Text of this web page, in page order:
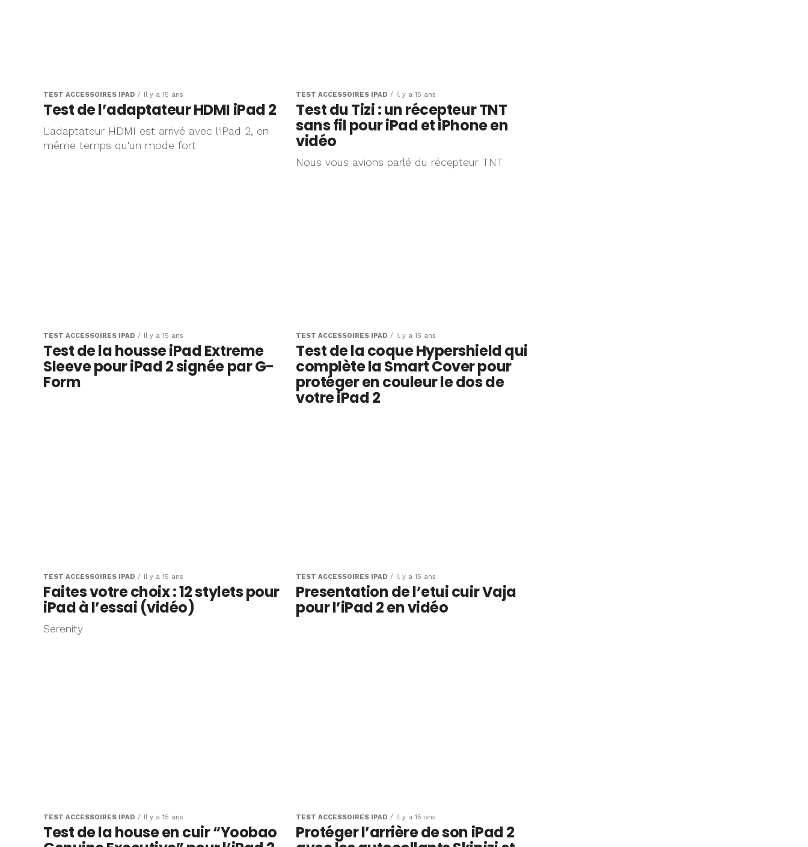
TEST ACCESSOIRES IPAD Il y a 15 ans
Test de l’adaptateur HDMI iPad 2
L'adaptateur HDMI est arrivé avec l'iPad 2, en
même temps qu'un mode fort
TEST ACCESSOIRES IPAD Il y a 15 ans
Test du Tizi : un récepteur TNT
sans fil pour iPad et iPhone en
vidéo
Nous vous avions parlé du récepteur TNT
TEST ACCESSOIRES IPAD Il y a 15 ans
Test de la housse iPad Extreme
Sleeve pour iPad 2 signée par G-
Form
TEST ACCESSOIRES IPAD Il y a 15 ans
Test de la coque Hypershield qui
complète la Smart Cover pour
protéger en couleur le dos de
votre iPad 2
TEST ACCESSOIRES IPAD Il y a 15 ans
Faites votre choix : 12 stylets pour
iPad à l’essai (vidéo)
Serenity
TEST ACCESSOIRES IPAD Il y a 15 ans
Presentation de l’etui cuir Vaja
pour l’iPad 2 en vidéo
TEST ACCESSOIRES IPAD Il y a 15 ans
Test de la house en cuir “Yoobao
TEST ACCESSOIRES IPAD Il y a 15 ans
Protéger l’arrière de son iPad 2